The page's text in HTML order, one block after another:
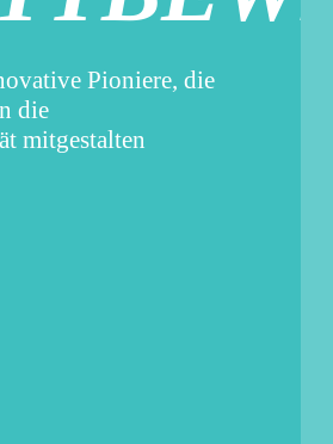
Pioniere, die
die
mitgestalten